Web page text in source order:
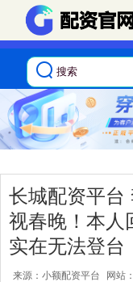
长城配资平台
视春晚！本人
实在无法登台
来源：小额配资平台 网站